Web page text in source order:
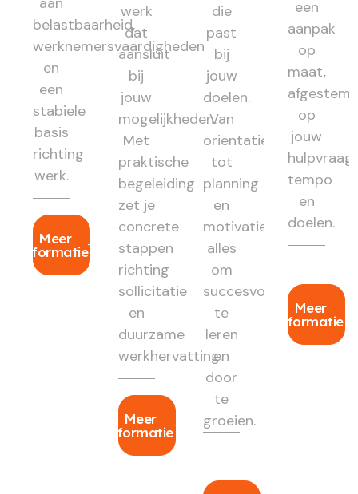
belastbaarheid,
werknemersvaardigheden
en
een
stabiele
basis
richting
werk.
Meer
informatie
werk
dat
aansluit
bij
jouw
mogelijkheden.
Met
praktische
begeleiding
zet je
concrete
stappen
richting
sollicitatie
en
duurzame
werkhervatting.
Meer
informatie
die
past
bij
jouw
doelen.
Van
oriëntatie
tot
planning
en
motivatie:
alles
om
succesvol
te
leren
en
door
te
groeien.
een
aanpak
op
maat,
op
jouw
hulpvraag,
tempo
en
doelen.
Meer
informatie